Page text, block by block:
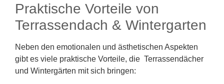
Praktische Vorteile von
Terrassendach & Wintergarten
Neben den emotionalen und ästhetischen Aspekten
gibt es viele praktische Vorteile, die Terrassendächer
und Wintergärten mit sich bringen: